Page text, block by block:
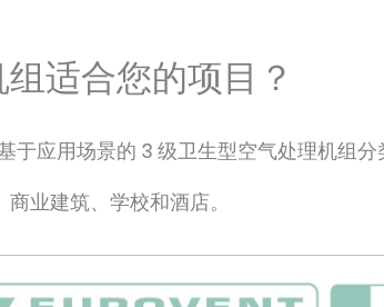
适合您的项目？
于应用场景的 3 级卫生型空气处理机组
商业建筑、学校和酒店。